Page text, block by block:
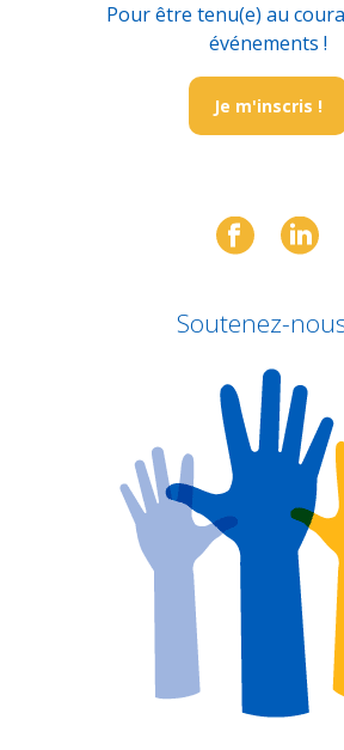
Pour être tenu(e) au
événements !
Je m'inscris !
Soutenez-